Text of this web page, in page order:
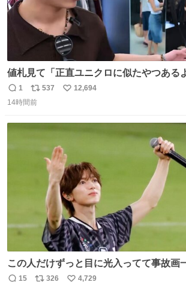
値札見て「正直ユニクロに似たやつある
すの好きすぎる
感覚助かる🙂‍↕️🙂‍↕️🙂‍↕️
返
信
1
リ
ポ
ト
537
い
数
12,694
14時間前
この人だけずっと目に光入ってて事故画
ごい #TravisJapan #Jリーグ
15 326
4,729